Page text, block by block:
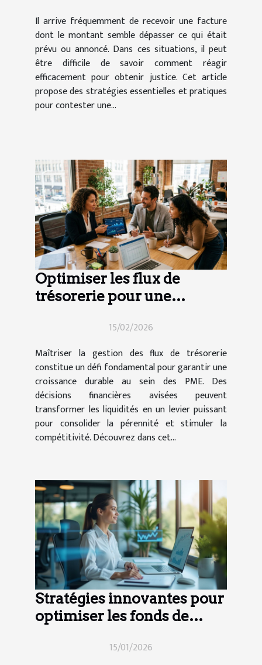
Il arrive fréquemment de recevoir une facture
dont le montant semble dépasser ce qui était
prévu ou annoncé. Dans ces situations, il peut
être difficile de savoir comment réagir
efficacement pour obtenir justice. Cet article
propose des stratégies essentielles et pratiques
pour contester une...
Optimiser les flux de
trésorerie pour une
15/02/2026
Maîtriser la gestion des flux de trésorerie
constitue un défi fondamental pour garantir une
croissance durable au sein des PME. Des
décisions financières avisées peuvent
transformer les liquidités en un levier puissant
pour consolider la pérennité et stimuler la
compétitivité. Découvrez dans cet...
Stratégies innovantes pour
optimiser les fonds de
15/01/2026